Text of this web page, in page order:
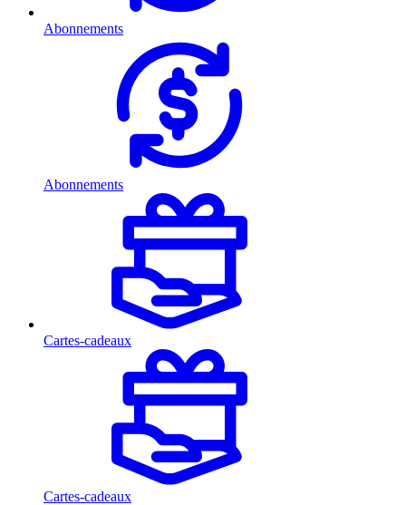
Abonnements
Abonnements
Cartes-cadeaux
Cartes-cadeaux